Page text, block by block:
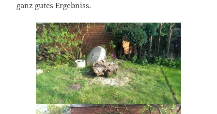
ganz gutes Ergebniss.